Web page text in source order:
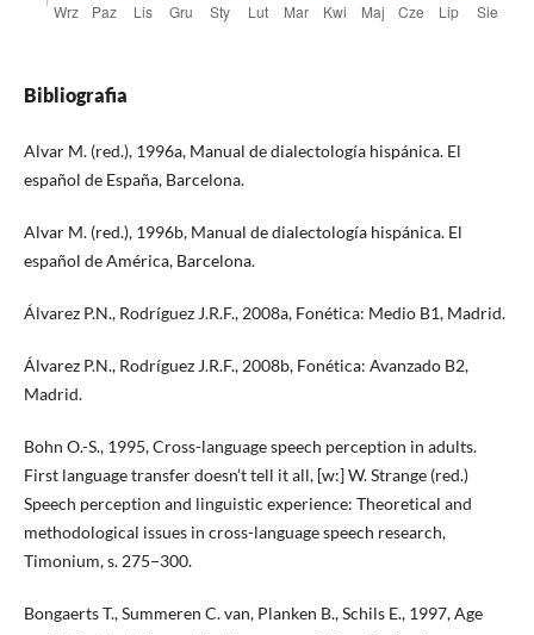
Bibliografia
Alvar M. (red.), 1996a, Manual de dialectología hispánica. El
español de España, Barcelona.
Alvar M. (red.), 1996b, Manual de dialectología hispánica. El
español de América, Barcelona.
Álvarez P.N., Rodríguez J.R.F., 2008a, Fonética: Medio B1, Madrid.
Álvarez P.N., Rodríguez J.R.F., 2008b, Fonética: Avanzado B2,
Madrid.
Bohn O.-S., 1995, Cross-language speech perception in adults.
First language transfer doesn’t tell it all, [w:] W. Strange (red.)
Speech perception and linguistic experience: Theoretical and
methodological issues in cross-language speech research,
Timonium, s. 275−300.
Bongaerts T., Summeren C. van, Planken B., Schils E., 1997, Age